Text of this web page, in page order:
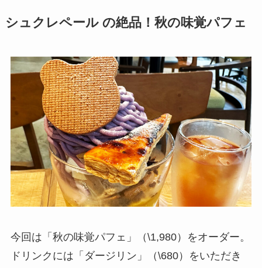
シュクレペール の絶品！秋の味覚パフェ
今回は「秋の味覚パフェ」（\1,980）をオーダー。
ドリンクには「ダージリン」（\680）をいただき